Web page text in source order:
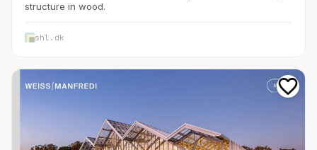
structure in wood.
shl.dk